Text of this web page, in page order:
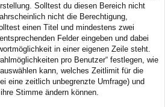
Solltest du diesen Bereich nicht
nicht die Berechtigung,
einen Titel und mindestens zwei
Felder eingeben und dabei
in einer eigenen Zeile steht.
pro Benutzer“ festlegen, wie
kann, welches Zeitlimit für die
eine zeitlich unbegrenzte Umfrage) und
Stimme ändern können.